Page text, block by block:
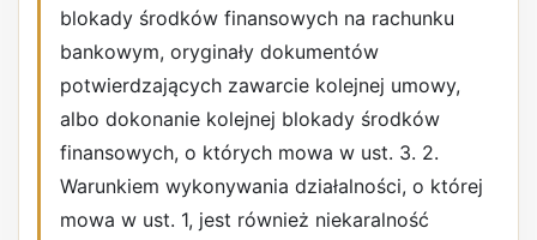
blokady środków finansowych na rachunku
bankowym, oryginały dokumentów
potwierdzających zawarcie kolejnej umowy,
albo dokonanie kolejnej blokady środków
finansowych, o których mowa w ust. 3. 2.
Warunkiem wykonywania działalności, o której
mowa w ust. 1, jest również niekaralność